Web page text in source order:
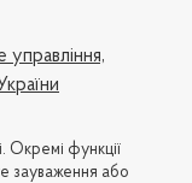
управління,
Окремі функції
зауваження або